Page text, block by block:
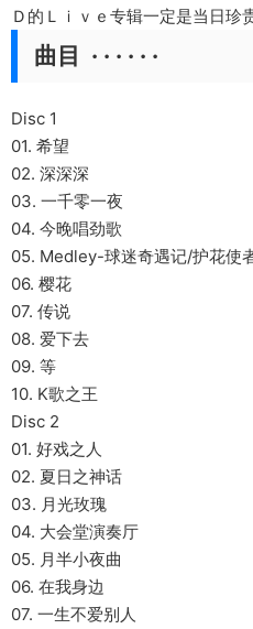
Ｄ的Ｌｉｖｅ专辑一定是当日珍
曲目 · · · · · ·
Disc 1
01. 希望
02. 深深深
03. 一千零一夜
04. 今晚唱劲歌
05. Medley-球迷奇遇记/护花使
06. 樱花
07. 传说
08. 爱下去
09. 等
10. K歌之王
Disc 2
01. 好戏之人
02. 夏日之神话
03. 月光玫瑰
04. 大会堂演奏厅
05. 月半小夜曲
06. 在我身边
07. 一生不爱别人